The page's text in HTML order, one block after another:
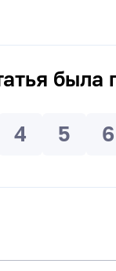
была
6
5
4